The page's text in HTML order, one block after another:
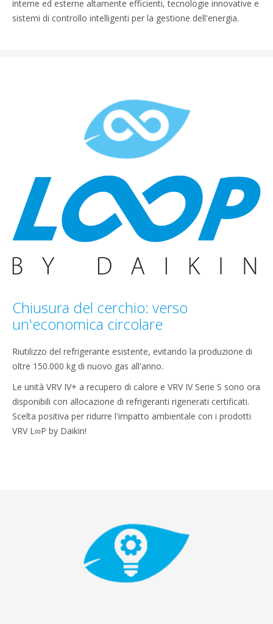
interne ed esterne altamente efficienti, tecnologie innovative e
sistemi di controllo intelligenti per la gestione dell'energia.
Chiusura del cerchio: verso
un'economica circolare
Riutilizzo del refrigerante esistente, evitando la produzione di
oltre 150.000 kg di nuovo gas all'anno.
Le unità VRV IV+ a recupero di calore e VRV IV Serie S sono ora
disponibili con allocazione di refrigeranti rigenerati certificati.
Scelta positiva per ridurre l'impatto ambientale con i prodotti
VRV L∞P by Daikin!